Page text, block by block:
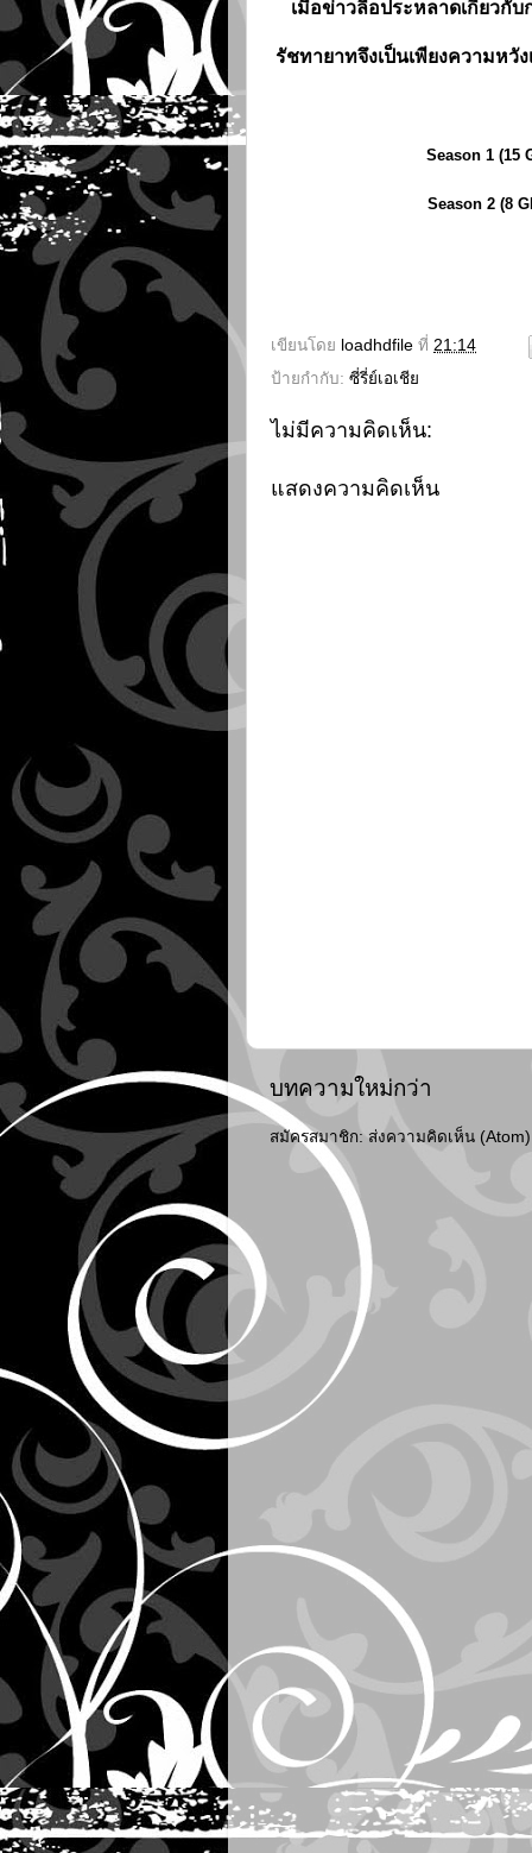
เมื่อข่าวลือประหลาดเกี่ยวกั
รัชทายาทจึงเป็นเพียงความห
Season 1 (15
Season 2 (8
เขียนโดย loadhdfile ที่ 21:14
ป้ายกำกับ: ซี่รี่ย์เอเชีย
ไม่มีความคิดเห็น:
แสดงความคิดเห็น
บทความใหม่กว่า
สมัครสมาชิก: ส่งความคิดเห็น (Atom)